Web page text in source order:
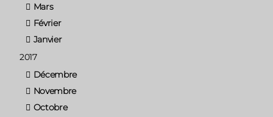
Mars
Février
Janvier
2017
Décembre
Novembre
Octobre